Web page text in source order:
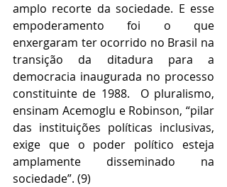
amplo recorte da sociedade. E esse
empoderamento foi o que
enxergaram ter ocorrido no Brasil na
transição da ditadura para a
democracia inaugurada no processo
constituinte de 1988.  O pluralismo,
ensinam Acemoglu e Robinson, “pilar
das instituições políticas inclusivas,
exige que o poder político esteja
amplamente disseminado na
sociedade”. (9)